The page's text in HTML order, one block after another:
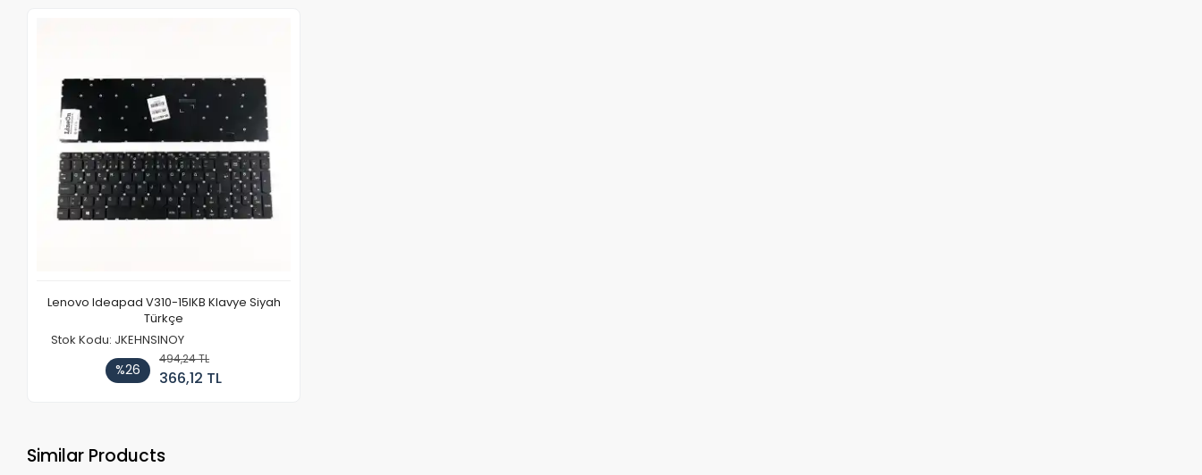
Lenovo Ideapad V310-15IKB Klavye Siyah
Türkçe
Stok Kodu: JKEHNSINOY
%26
494,24 TL
366,12 TL
Similar Products